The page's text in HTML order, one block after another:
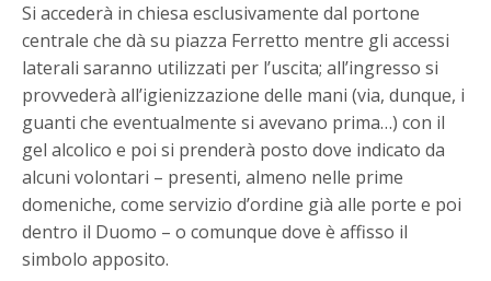
Si accederà in chiesa esclusivamente dal portone
centrale che dà su piazza Ferretto mentre gli accessi
laterali saranno utilizzati per l’uscita; all’ingresso si
provvederà all’igienizzazione delle mani (via, dunque, i
guanti che eventualmente si avevano prima…) con il
gel alcolico e poi si prenderà posto dove indicato da
alcuni volontari – presenti, almeno nelle prime
domeniche, come servizio d’ordine già alle porte e poi
dentro il Duomo – o comunque dove è affisso il
simbolo apposito.